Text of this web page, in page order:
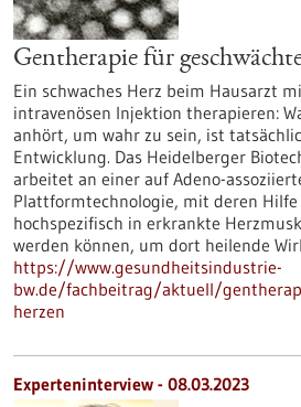
Gentherapie für
Ein schwaches Herz beim Hausarzt
intravenösen Injektion therapieren:
anhört, um wahr zu sein, ist
Entwicklung. Das Heidelberger
arbeitet an einer auf Adeno-
Plattformtechnologie, mit deren Hilfe
hochspezifisch in erkrankte
werden können, um dort heilende
https://www.gesundheitsindustrie-
bw.de/fachbeitrag/aktuell/
herzen
Experteninterview - 08.03.2023